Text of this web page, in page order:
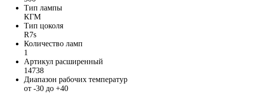
Тип лампы
КГМ
Тип цоколя
R7s
Количество ламп
1
Артикул расширенный
14738
Диапазон рабочих температур
от -30 до +40